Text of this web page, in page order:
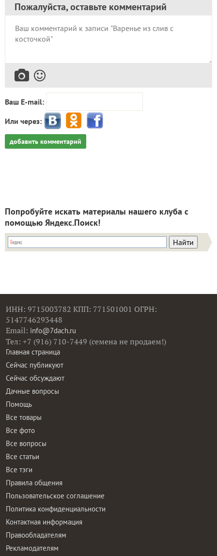
Пожалуйста, оставьте комментарий
Ваш E-mail:
Или через:
добавить комментарий
Попробуйте искать материалы нашего клуба с
помощью Яндекс.Поиск!
ИНН: 9715003782 КПП: 771501001 ОГРН:
5147746293448
Email: info@7dach.ru
Тел: +7 (916) 710-7449 (семена не продаем!)
Главная страница
Сейчас публикуют
Сейчас обсуждают
Дачные вопросы
Помощь
Все товары
Все фото
Все вопросы
Все статьи
Все тэги
Правила общения
Пользовательское соглашение
Политика конфиденциальности
Контактная информация
Правообладателям
Рекламодателям